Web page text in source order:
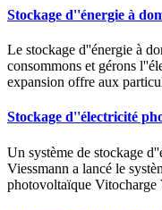
Stockage d''énergie à
Le stockage d''énergie à
consommons et gérons
expansion offre aux
Stockage d''électricité
Un système de stockage
Viessmann a lancé le
photovoltaïque